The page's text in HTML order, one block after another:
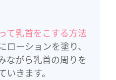
て乳首をこする方法
ーションを塗り、
ながら乳首の周りを
いきます。